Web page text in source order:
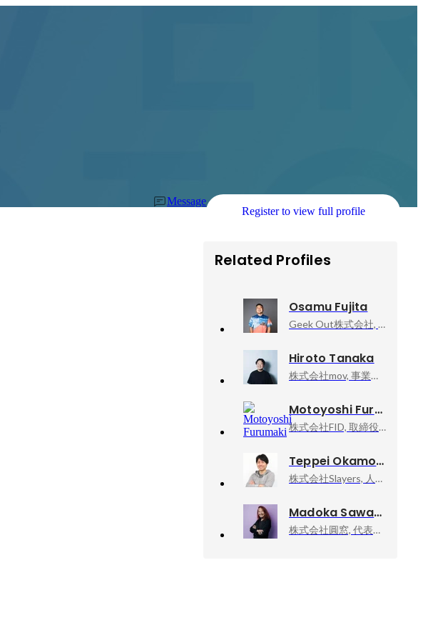
Message
Register to view full profile
Related Profiles
Osamu Fujita
Geek Out株式会社, VP of Sales
Hiroto Tanaka
株式会社mov, 事業開発
Motoyoshi Furumaki
株式会社FID, 取締役CFO
Teppei Okamoto
株式会社Slayers, 人事顧問
Madoka Sawa
株式会社圓窓, 代表取締役